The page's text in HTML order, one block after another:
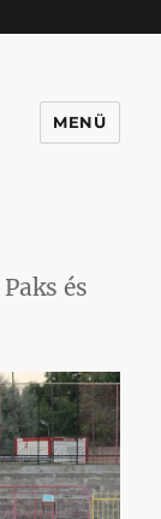
MENÜ
és